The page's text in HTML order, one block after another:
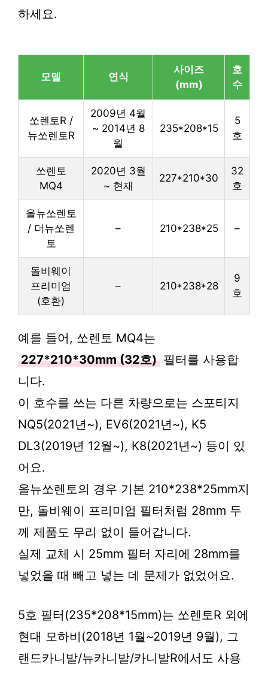
하세요.
모델 연식
사이즈
(mm)
호
수
쏘렌토R /
뉴쏘렌토R
2009년 4월
~ 2014년 8
월
235*208*15
5
호
쏘렌토
MQ4
2020년 3월
~ 현재
227*210*30
32
호
올뉴쏘렌토
/ 더뉴쏘렌
토
– 210*238*25 –
돌비웨이
프리미엄
(호환)
– 210*238*28
9
호
예를 들어, 쏘렌토 MQ4는
227*210*30mm (32호) 필터를 사용합
니다.
이 호수를 쓰는 다른 차량으로는 스포티지
NQ5(2021년~), EV6(2021년~), K5
DL3(2019년 12월~), K8(2021년~) 등이 있
어요.
올뉴쏘렌토의 경우 기본 210*238*25mm지
만, 돌비웨이 프리미엄 필터처럼 28mm 두
께 제품도 무리 없이 들어갑니다.
실제 교체 시 25mm 필터 자리에 28mm를
넣었을 때 빼고 넣는 데 문제가 없었어요.
5호 필터(235*208*15mm)는 쏘렌토R 외에
현대 모하비(2018년 1월~2019년 9월), 그
랜드카니발/뉴카니발/카니발R에서도 사용